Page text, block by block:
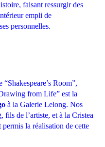
faisant ressurgir des
empli de
personnelles.
Room”,
from Life” est la
à la Galerie Lelong. Nos
de l’artiste, et à la Cristea
la réalisation de cette